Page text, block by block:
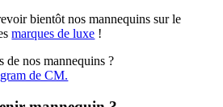
bientôt nos mannequins sur le
marques de luxe !
de nos mannequins ?
de CM.